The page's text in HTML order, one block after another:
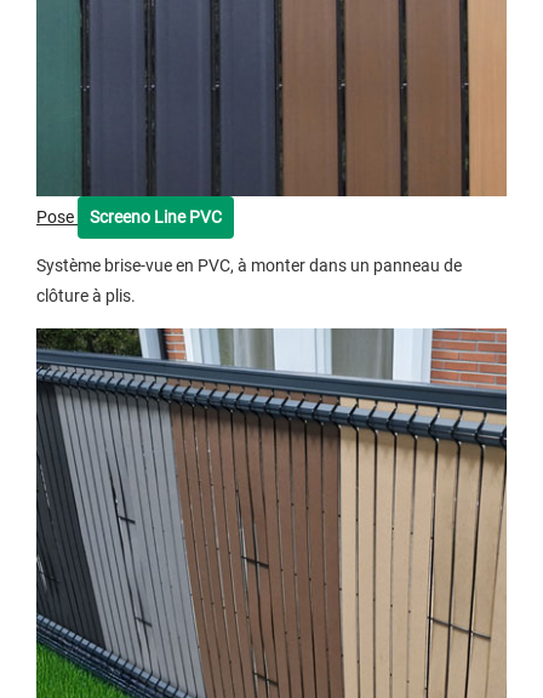
Pose Screeno Line PVC
Système brise-vue en PVC, à monter dans un panneau de
clôture à plis.